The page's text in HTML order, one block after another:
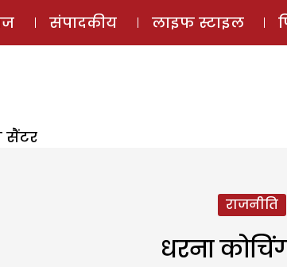
संपादकीय लाइफ स्टाइल
सैंटर
राजनीति
धरना